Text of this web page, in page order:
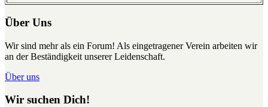
Über Uns
Wir sind mehr als ein Forum! Als eingetragener Verein arbeiten wir
an der Beständigkeit unserer Leidenschaft.
Über uns
Wir suchen Dich!